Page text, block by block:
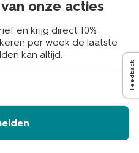
onze acties
en krijg direct 10%
per week de laatste
kan altijd.
Feedback